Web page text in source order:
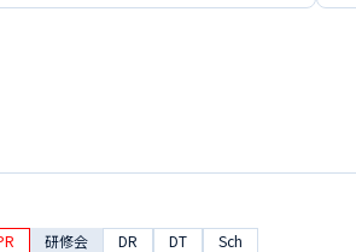
研修会 DR DT Sch